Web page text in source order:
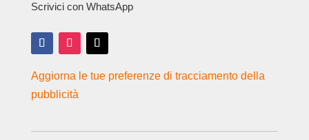
Scrivici con WhatsApp
Aggiorna le tue preferenze di tracciamento della
pubblicità